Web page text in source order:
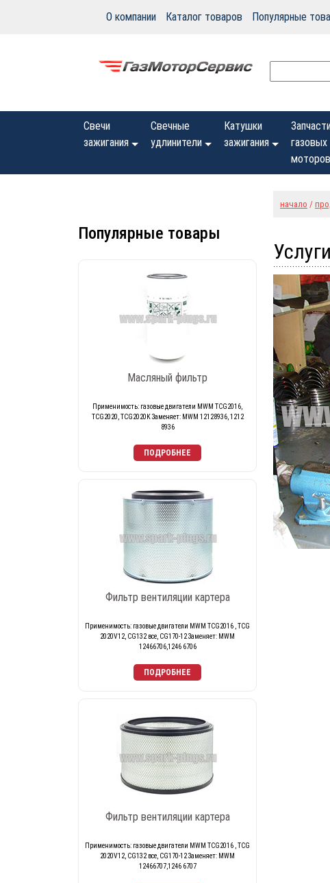
О компании Каталог товаров Популярные
Свечи
зажигания
Свечные
удлинители
Катушки
зажигания
газовых
моторов
начало /
Популярные товары
Масляный фильтр
Применимость: газовые двигатели MWM TCG2016,
TCG2020, TCG2020K Заменяет: MWM 12128936, 1212
8936
Фильтр вентиляции картера
Применимость: газовые двигатели MWM TCG2016 , TCG
2020V12, CG132 все, CG170-12 Заменяет: MWM
12466706,1246 6706
Фильтр вентиляции картера
Применимость: газовые двигатели MWM TCG2016 , TCG
2020V12, CG132 все, CG170-12 Заменяет: MWM
12466707,1246 6707